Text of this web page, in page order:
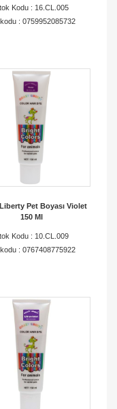
hızlı ve güvenilir
ve iş
büyüme
Kodu : 16.CL.005
: 0759952085732
Pet Boyası Violet
150 Ml
Kodu : 10.CL.009
: 0767408775922